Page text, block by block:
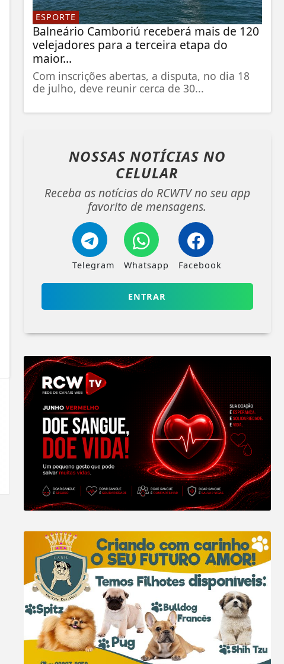
ESPORTE
Balneário Camboriú receberá mais de 120
velejadores para a terceira etapa do
maior...
Com inscrições abertas, a disputa, no dia 18
de julho, deve reunir cerca de 30...
NOSSAS NOTÍCIAS NO
CELULAR
Receba as notícias do RCWTV no seu app
favorito de mensagens.
Telegram Whatsapp Facebook
ENTRAR